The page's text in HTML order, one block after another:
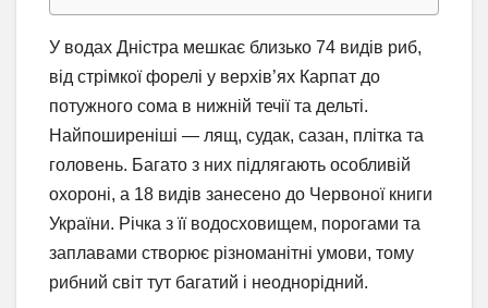
У водах Дністра мешкає близько 74 видів риб,
від стрімкої форелі у верхів’ях Карпат до
потужного сома в нижній течії та дельті.
Найпоширеніші — лящ, судак, сазан, плітка та
головень. Багато з них підлягають особливій
охороні, а 18 видів занесено до Червоної книги
України. Річка з її водосховищем, порогами та
заплавами створює різноманітні умови, тому
рибний світ тут багатий і неоднорідний.